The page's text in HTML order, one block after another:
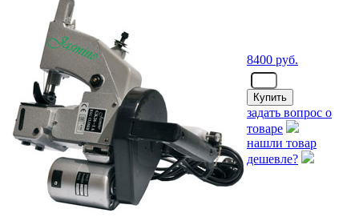
8400 руб.
задать вопрос о
товаре
нашли товар
дешевле?